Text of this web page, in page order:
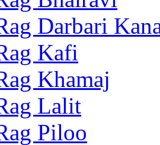
Darbari
Kafi
Khamaj
Lalit
Piloo